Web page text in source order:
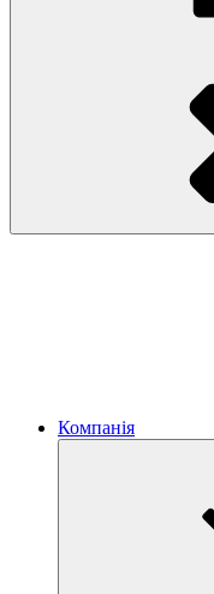
Компанія